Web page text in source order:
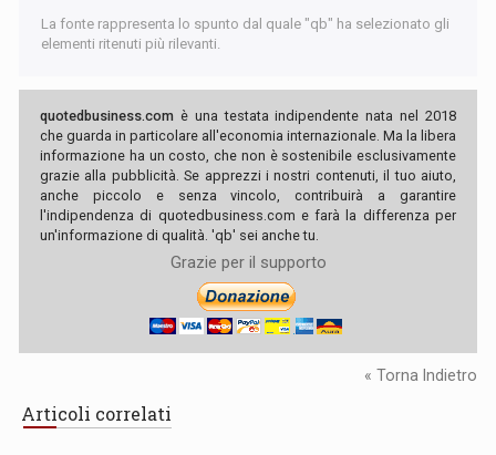
La fonte rappresenta lo spunto dal quale "qb" ha selezionato gli
elementi ritenuti più rilevanti.
quotedbusiness.com è una testata indipendente nata nel 2018
che guarda in particolare all'economia internazionale. Ma la libera
informazione ha un costo, che non è sostenibile esclusivamente
grazie alla pubblicità. Se apprezzi i nostri contenuti, il tuo aiuto,
anche piccolo e senza vincolo, contribuirà a garantire
l'indipendenza di quotedbusiness.com e farà la differenza per
un'informazione di qualità. 'qb' sei anche tu.
Grazie per il supporto
« Torna Indietro
Articoli correlati